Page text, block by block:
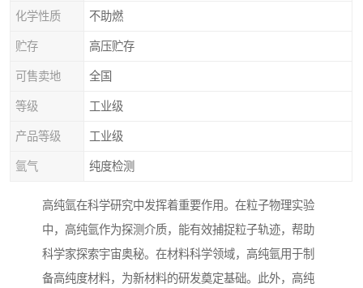
化学性质 不助燃
贮存 高压贮存
可售卖地 全国
等级 工业级
产品等级 工业级
氩气 纯度检测
高纯氩在科学研究中发挥着重要作用。在粒子物理实验
中，高纯氩作为探测介质，能有效捕捉粒子轨迹，帮助
科学家探索宇宙奥秘。在材料科学领域，高纯氩用于制
备高纯度材料，为新材料的研发奠定基础。此外，高纯